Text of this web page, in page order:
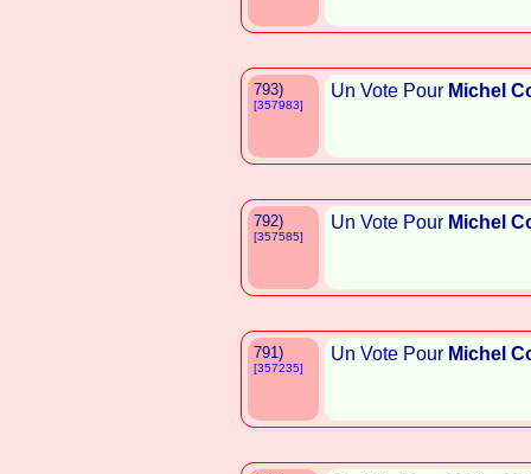
793)
[357983]
Un Vote Pour Michel
792)
[357585]
Un Vote Pour Michel
791)
[357235]
Un Vote Pour Michel